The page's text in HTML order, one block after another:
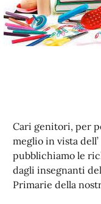
Cari genitori, per
meglio in vista
pubblichiamo le
dagli insegnanti
Primarie della